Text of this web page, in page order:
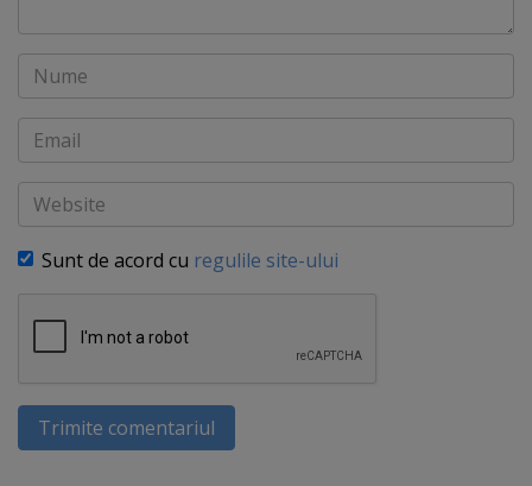
Nume
Email
Website
Sunt de acord cu regulile site-ului
Trimite comentariul